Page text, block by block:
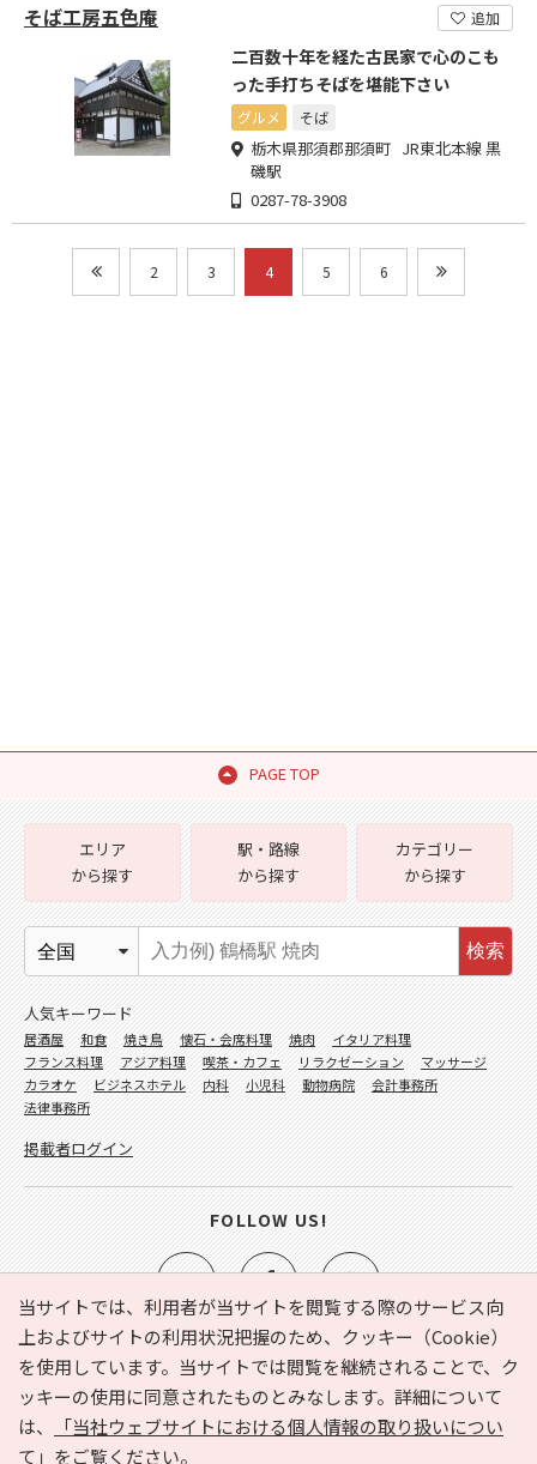
そば工房五色庵 追加
二百数十年を経た古民家で心のこも
った手打ちそばを堪能下さい
グルメ そば
栃木県那須郡那須町 JR東北本線 黒
磯駅
0287-78-3908
2 3 4 5 6
PAGE TOP
当サイトでは、利用者が当サイトを閲覧する際のサービス向
上およびサイトの利用状況把握のため、クッキー（Cookie）
を使用しています。当サイトでは閲覧を継続されることで、ク
ッキーの使用に同意されたものとみなします。詳細について
は、
「当社ウェブサイトにおける個人情報の取り扱いについ
て」 をご覧ください。
e-NAVITA（イーナビタ）とは？ お気に入り
ヘルプ
利用規約
個人情報の取り扱いについて
運営会社
サイトマップ
広告掲載に関するお問い合わせ
エリア
から探す
駅・路線
から探す
カテゴリー
から探す
検索
人気キーワード
居酒屋 和食 焼き鳥 懐石・会席料理 焼肉
イタリア料理
フランス料理
アジア料理 喫茶・カフェ リラクゼーション
マッサージ
カラオケ
ビジネスホテル 内科 小児科 動物病院
会計事務所
法律事務所
掲載者ログイン
FOLLOW US!